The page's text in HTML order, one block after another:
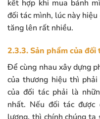
kết hợp khi mua bánh
đối tác mình, lúc này
tăng lên rất nhiều.
2.3.3. Sản phẩm của
Để cùng nhau xây dựng
của thương hiệu thì
của đối tác phải là
nhất. Nếu đối tác được